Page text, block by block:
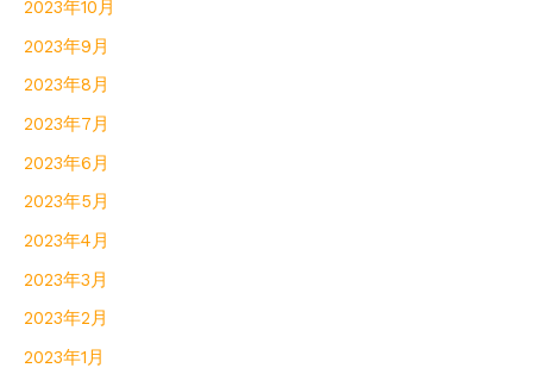
2023年10月
2023年9月
2023年8月
2023年7月
2023年6月
2023年5月
2023年4月
2023年3月
2023年2月
2023年1月